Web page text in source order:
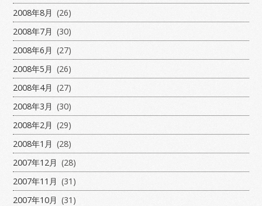
2008年8月 (26)
2008年7月 (30)
2008年6月 (27)
2008年5月 (26)
2008年4月 (27)
2008年3月 (30)
2008年2月 (29)
2008年1月 (28)
2007年12月 (28)
2007年11月 (31)
2007年10月 (31)